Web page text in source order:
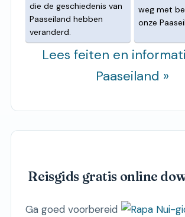
die de geschiedenis van
Paaseiland hebben
veranderd.
weg met
onze
Lees feiten en
Paaseiland »
Reisgids gratis online
Ga goed voorbereid